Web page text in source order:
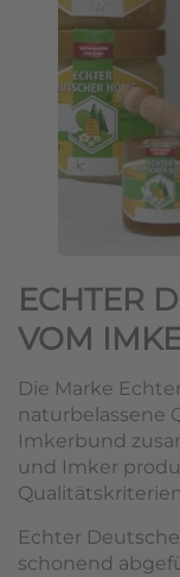
ECHTER
VOM
Die Marke
naturbelassene
Imkerbund
und Imker
Echter
schonend